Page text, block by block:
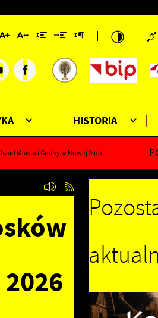
HISTORIA
Miasta i Gminy w Nowej Słupi